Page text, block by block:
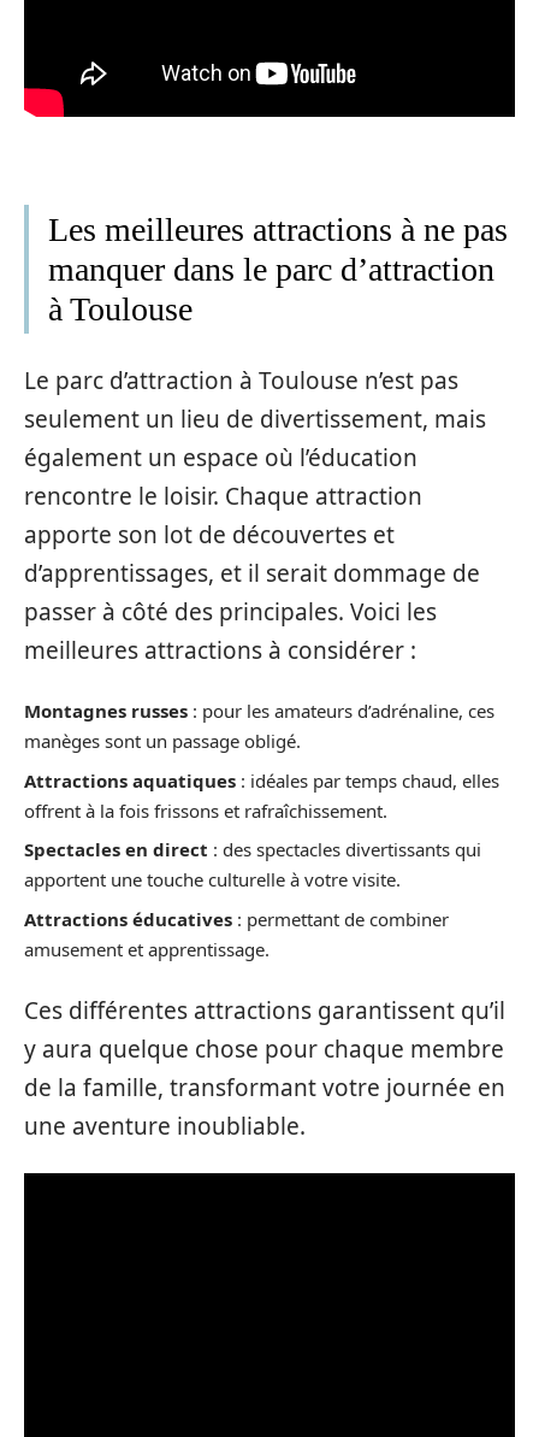
Les meilleures attractions à ne pas
manquer dans le parc d’attraction
à Toulouse
Le parc d’attraction à Toulouse n’est pas
seulement un lieu de divertissement, mais
également un espace où l’éducation
rencontre le loisir. Chaque attraction
apporte son lot de découvertes et
d’apprentissages, et il serait dommage de
passer à côté des principales. Voici les
meilleures attractions à considérer :
Montagnes russes : pour les amateurs d’adrénaline, ces
manèges sont un passage obligé.
Attractions aquatiques : idéales par temps chaud, elles
offrent à la fois frissons et rafraîchissement.
Spectacles en direct : des spectacles divertissants qui
apportent une touche culturelle à votre visite.
Attractions éducatives : permettant de combiner
amusement et apprentissage.
Ces différentes attractions garantissent qu’il
y aura quelque chose pour chaque membre
de la famille, transformant votre journée en
une aventure inoubliable.